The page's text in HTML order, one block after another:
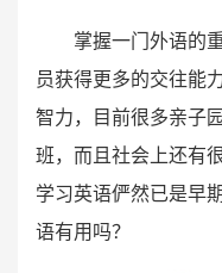
掌握一门外语的
员获得更多的交往能
智力，目前很多亲子
班，而且社会上还有
学习英语俨然已是早
语有用吗？